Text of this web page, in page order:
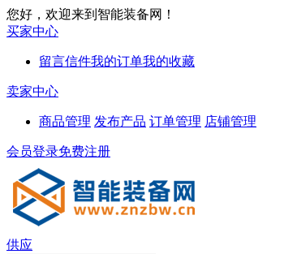
您好，欢迎来到智能装备网！
买家中心
留言信件我的订单我的收藏
卖家中心
商品管理 发布产品 订单管理 店铺管理
会员登录免费注册
供应